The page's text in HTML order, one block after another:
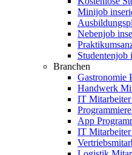
Minijob
Nebenjob
Studentenjob
Branchen
Gastronomie
Handwerk
IT
App
IT